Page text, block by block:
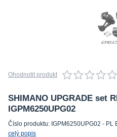
Ohodnotit produkt
SHIMANO UPGRADE set
IGPM6250UPG02
Číslo produktu: IGPM6250UPG02 - PL
celý popis